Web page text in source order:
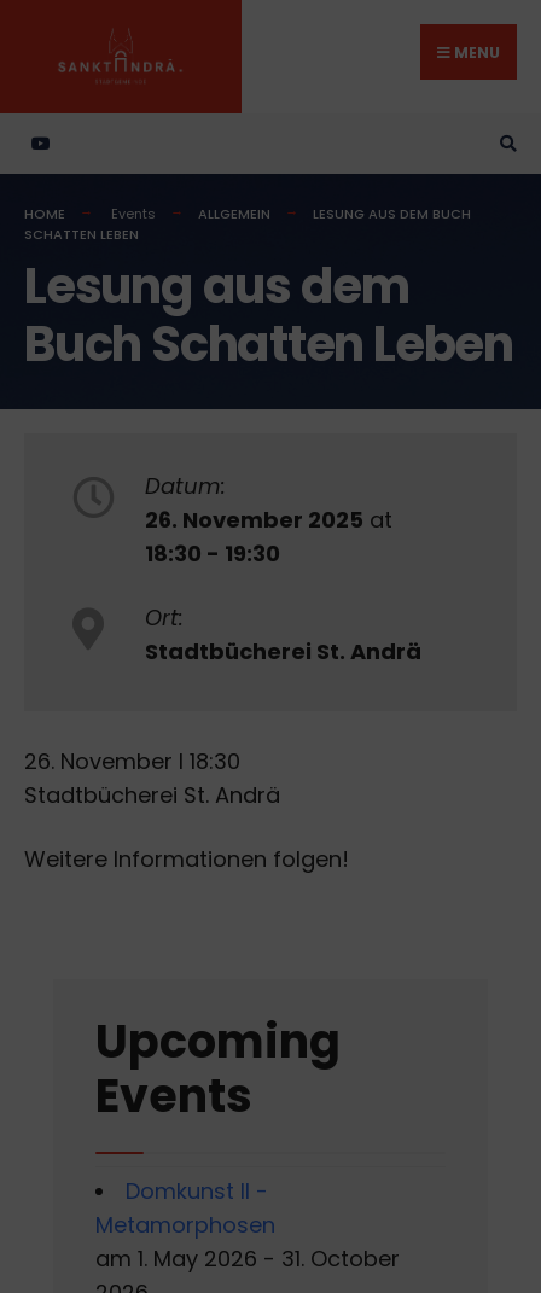
content
MENU
HOME Events ALLGEMEIN
LESUNG AUS DEM BUCH
SCHATTEN LEBEN
Lesung aus dem
Buch Schatten Leben
Datum:
26. November 2025 at
18:30 - 19:30
Ort:
Stadtbücherei St. Andrä
26. November I 18:30
Stadtbücherei St. Andrä
Weitere Informationen folgen!
Upcoming
Events
Domkunst II -
Metamorphosen
am 1. May 2026 - 31. October